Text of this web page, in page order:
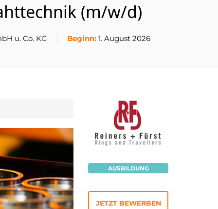
(m/w/d)
u. Co. KG Beginn:1. August 2026
AUSBILDUNG
JETZT BEWERBEN